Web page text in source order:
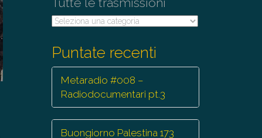
Tutte
Puntate recenti
Metaradio #008 –
Radiodocumentari pt.3
Buongiorno Palestina 173